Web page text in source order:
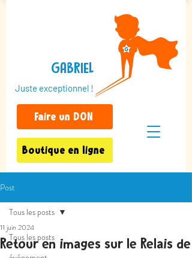
GABRIEL
Juste exceptionnel !
Faire un DON
Boutique en ligne
Post
Tous les posts
Tous les posts
Retour en images sur le Relais de
11 juin 2024